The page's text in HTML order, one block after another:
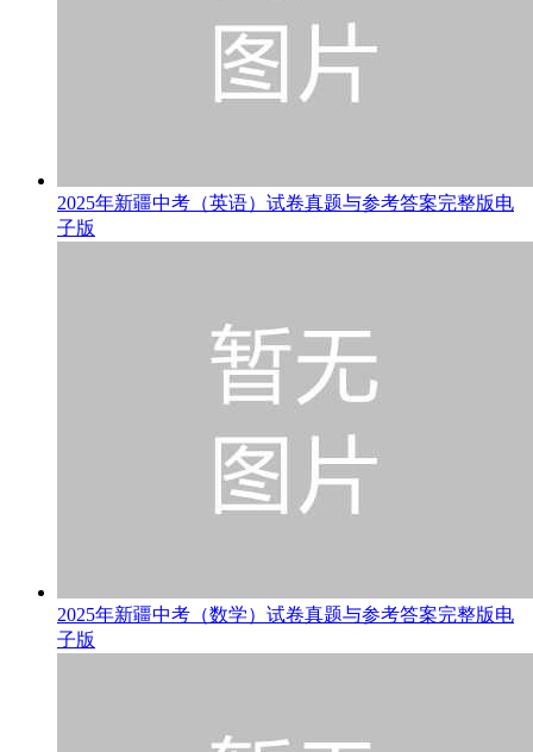
2025年新疆中考（英语）试卷真题与参考答案完整版电
子版
2025年新疆中考（数学）试卷真题与参考答案完整版电
子版